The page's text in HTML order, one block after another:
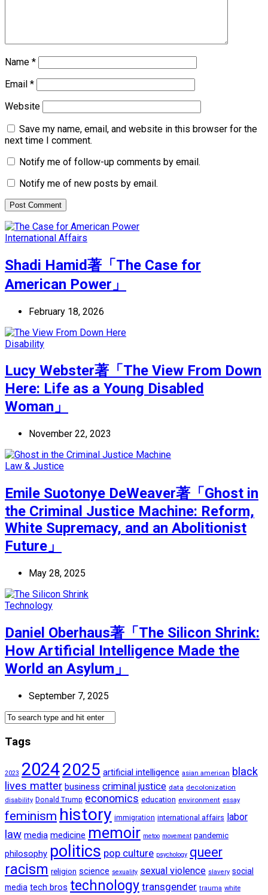
Name *
Email *
Website
Save my name, email, and website in this browser for the
next time I comment.
Notify me of follow-up comments by email.
Notify me of new posts by email.
International Affairs
Shadi Hamid著「The Case for
American Power」
February 18, 2026
Disability
Lucy Webster著「The View From Down
Here: Life as a Young Disabled
Woman」
November 22, 2023
Law & Justice
Emile Suotonye DeWeaver著「Ghost in
the Criminal Justice Machine: Reform,
White Supremacy, and an Abolitionist
Future」
May 28, 2025
Technology
Daniel Oberhaus著「The Silicon Shrink:
How Artificial Intelligence Made the
World an Asylum」
September 7, 2025
Tags
2023 20242025 artificial intelligence asian american black
lives matter business criminal justice data decolonization
disability Donald Trump economics education environment essay
feminism history immigration international affairs labor
law media medicine memoir metoo movement pandemic
philosophy politics pop culture psychology queer
racism religion science sexuality sexual violence slavery social
media tech bros technology transgender trauma white